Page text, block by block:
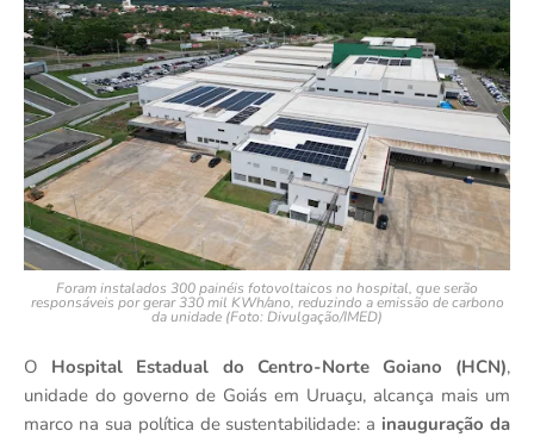
Foram instalados 300 painéis fotovoltaicos no hospital, que serão
responsáveis por gerar 330 mil KWh/ano, reduzindo a emissão de carbono
da unidade (Foto: Divulgação/IMED)
O Hospital Estadual do Centro-Norte Goiano (HCN),
unidade do governo de Goiás em Uruaçu, alcança mais um
marco na sua política de sustentabilidade: a inauguração da